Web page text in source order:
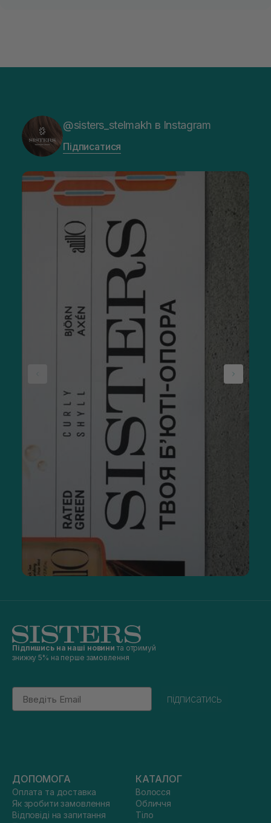
@sisters_stelmakh в Instagram
Підписатися
Підпишись на наші новини та отримуй
знижку 5% на перше замовлення
Email
підписатись
ДОПОМОГА
Оплата та доставка
Як зробити замовлення
Відповіді на запитання
КАТАЛОГ
Волосся
Обличчя
Тіло